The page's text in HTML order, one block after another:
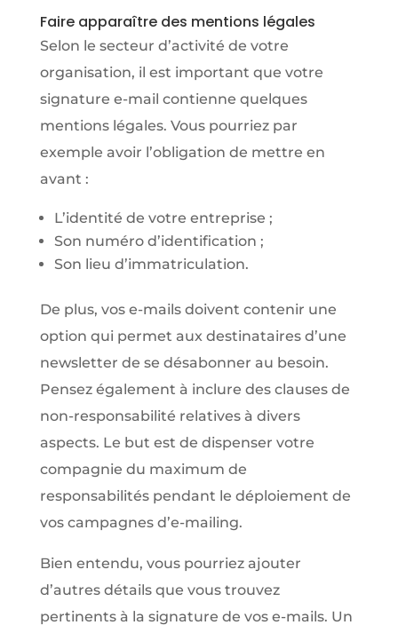
Faire apparaître des mentions légales
Selon le secteur d’activité de votre
organisation, il est important que votre
signature e-mail contienne quelques
mentions légales. Vous pourriez par
exemple avoir l’obligation de mettre en
avant :
L’identité de votre entreprise ;
Son numéro d’identification ;
Son lieu d’immatriculation.
De plus, vos e-mails doivent contenir une
option qui permet aux destinataires d’une
newsletter de se désabonner au besoin.
Pensez également à inclure des clauses de
non-responsabilité relatives à divers
aspects. Le but est de dispenser votre
compagnie du maximum de
responsabilités pendant le déploiement de
vos campagnes d’e-mailing.
Bien entendu, vous pourriez ajouter
d’autres détails que vous trouvez
pertinents à la signature de vos e-mails. Un